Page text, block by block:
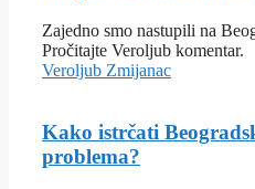
Zajedno smo nastupili na
Pročitajte Veroljub komentar.
Veroljub Zmijanac
Kako istrčati
problema?